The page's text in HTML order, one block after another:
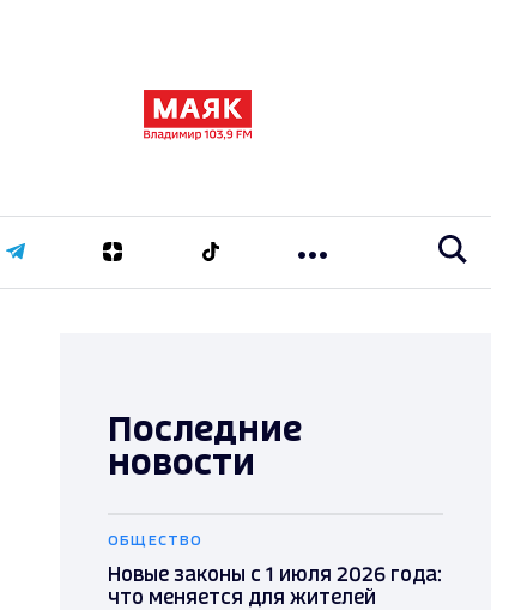
Последние
новости
ОБЩЕСТВО
Новые законы с 1 июля 2026 года:
что меняется для жителей